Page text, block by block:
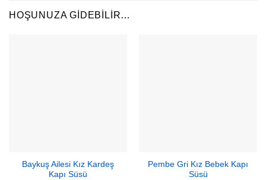
HOŞUNUZA GIDEBILIR…
Baykuş Ailesi Kız Kardeş
Kapı Süsü
Pembe Gri Kız Bebek Kapı
Süsü